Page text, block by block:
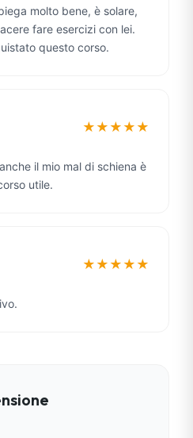
molto bene, è solare,
fare esercizi con lei.
questo corso.
★ ★ ★ ★ ★
il mio mal di schiena è
utile.
★ ★ ★ ★ ★